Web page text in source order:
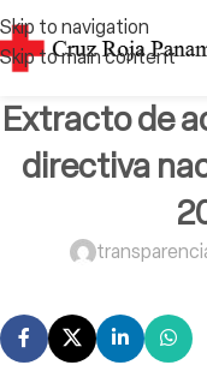
Skip to navigation
Skip to main content
Extracto de
directiva